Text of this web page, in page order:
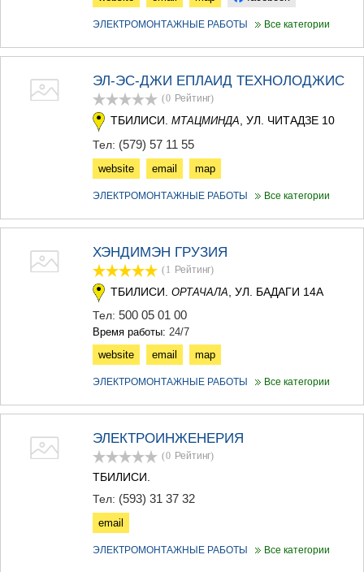
ЭЛЕКТРОМОНТАЖНЫЕ РАБОТЫ Все категории
ЭЛ-ЭС-ДЖИ ЕПЛАИД ТЕХНОЛОДЖИС
(0 Рейтинг)
ТБИЛИСИ. МТАЦМИНДА , УЛ. ЧИТАДЗЕ 10
Тел: (579) 57 11 55
website email map
ЭЛЕКТРОМОНТАЖНЫЕ РАБОТЫ Все категории
ХЭНДИМЭН ГРУЗИЯ
(1 Рейтинг)
ТБИЛИСИ. ОРТАЧАЛА , УЛ. БАДАГИ 14А
Тел: 500 05 01 00
Время работы: 24/7
website
email map
ЭЛЕКТРОМОНТАЖНЫЕ РАБОТЫ Все категории
ЭЛЕКТРОИНЖЕНЕРИЯ
(0 Рейтинг)
ТБИЛИСИ.
Тел: (593) 31 37 32
email
ЭЛЕКТРОМОНТАЖНЫЕ РАБОТЫ Все категории